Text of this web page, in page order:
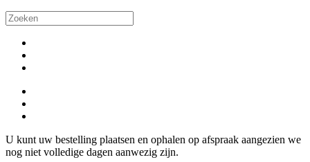
U kunt uw bestelling plaatsen en ophalen op afspraak aangezien we
nog niet volledige dagen aanwezig zijn.